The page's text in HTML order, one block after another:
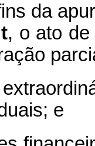
da
, o ato
e